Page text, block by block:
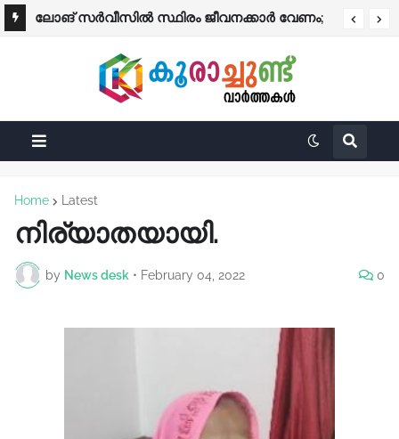
ലോങ് സർവീസിൽ സ്ഥിരം ജീവനക്കാർ വേണം;
KSRTC വിഴുങ്ങി
ഡ്രൈവിങ് ലൈസൻസുള്ളവർക്ക്
സുപ്രധാന മാറ്റങ്ങൾ
Home Latest
നിര്യാതയായി.
by News desk • February 04, 2022 0